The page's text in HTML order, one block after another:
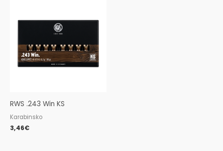
RWS .243 Win KS
Karabinsko
3,46€